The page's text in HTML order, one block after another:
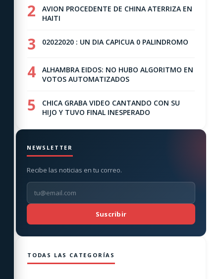
2
AVION PROCEDENTE DE CHINA ATERRIZA EN
HAITI
3 02022020 : UN DIA CAPICUA 0 PALINDROMO
4
ALHAMBRA EIDOS: NO HUBO ALGORITMO EN
VOTOS AUTOMATIZADOS
5
CHICA GRABA VIDEO CANTANDO CON SU
HIJO Y TUVO FINAL INESPERADO
NEWSLETTER
Recibe las noticias en tu correo.
Suscribir
TODAS LAS CATEGORÍAS